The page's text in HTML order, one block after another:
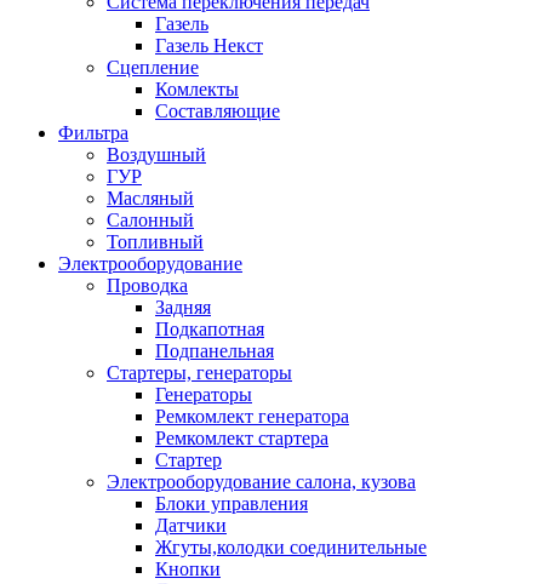
Газель
Газель Некст
Сцепление
Комлекты
Составляющие
Фильтра
Воздушный
ГУР
Масляный
Салонный
Топливный
Электрооборудование
Проводка
Задняя
Подкапотная
Подпанельная
Стартеры, генераторы
Генераторы
Ремкомлект генератора
Ремкомлект стартера
Стартер
Электрооборудование салона, кузова
Блоки управления
Датчики
Жгуты,колодки соединительные
Кнопки